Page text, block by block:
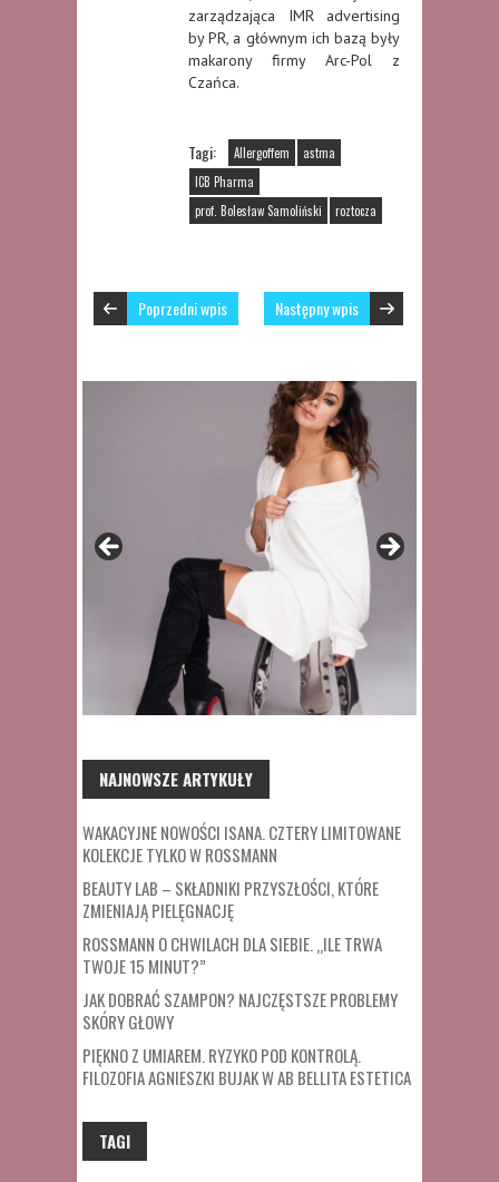
zarządzająca IMR advertising
by PR, a głównym ich bazą były
makarony firmy Arc-Pol z
Czańca.
Tagi: Allergoffem
astma
ICB Pharma
prof. Bolesław Samoliński
roztocza
Poprzedni wpis Następny wpis
NAJNOWSZE ARTYKUŁY
WAKACYJNE NOWOŚCI ISANA. CZTERY LIMITOWANE
KOLEKCJE TYLKO W ROSSMANN
BEAUTY LAB – SKŁADNIKI PRZYSZŁOŚCI, KTÓRE
ZMIENIAJĄ PIELĘGNACJĘ
ROSSMANN O CHWILACH DLA SIEBIE. „ILE TRWA
TWOJE 15 MINUT?”
JAK DOBRAĆ SZAMPON? NAJCZĘSTSZE PROBLEMY
SKÓRY GŁOWY
PIĘKNO Z UMIAREM. RYZYKO POD KONTROLĄ.
FILOZOFIA AGNIESZKI BUJAK W AB BELLITA ESTETICA
TAGI